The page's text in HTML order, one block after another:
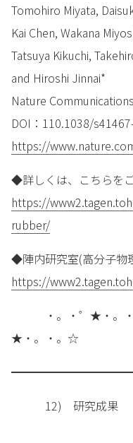
Tomohiro Miyata,
Kai Chen, Wakana
Tatsuya Kikuchi,
and Hiroshi Jinnai*
Nature Communications
DOI：110.1038/
https://
◆詳しくは、こちらを
https://
rubber/
◆陣内研究室(高分子物
https://
・。・゜★・。・。
★・。・。☆
12) 研究成果